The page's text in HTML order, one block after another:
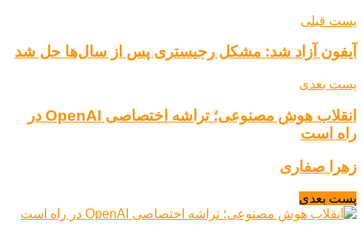
پست قبلی
آیفون آزاد شد: مشکل رجیستری پس از سال‌ها حل شد
پست بعدی
انقلاب هوش مصنوعی؛ تراشه اختصاصی OpenAI در
راه است
زهرا صفاری
پست بعدی